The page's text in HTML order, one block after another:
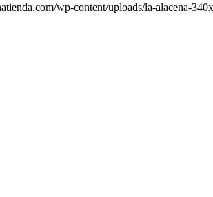
wp-content/uploads/la-alacena-